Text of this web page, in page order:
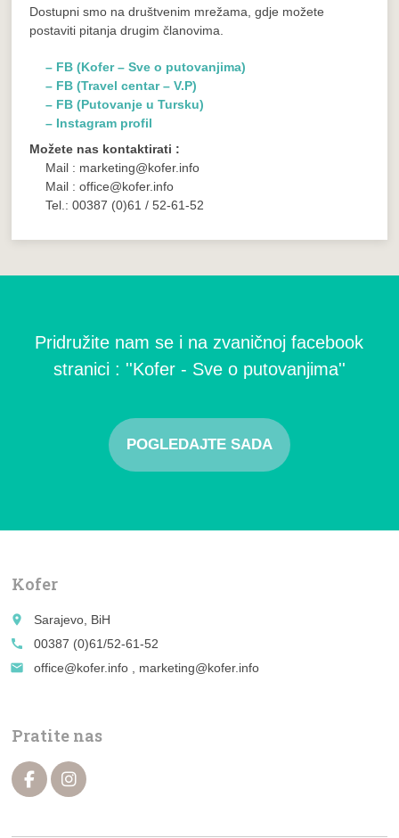
Dostupni smo na društvenim mrežama, gdje možete
postaviti pitanja drugim članovima.
– FB (Kofer – Sve o putovanjima)
– FB (Travel centar – V.P)
– FB (Putovanje u Tursku)
– Instagram profil
Možete nas kontaktirati :
Mail : marketing@kofer.info
Mail : office@kofer.info
Tel.: 00387 (0)61 / 52-61-52
Pridružite nam se i na zvaničnoj facebook
stranici : ''Kofer - Sve o putovanjima''
POGLEDAJTE SADA
Kofer
place
Sarajevo, BiH
call
00387 (0)61/52-61-52
email
office@kofer.info , marketing@kofer.info
Pratite nas